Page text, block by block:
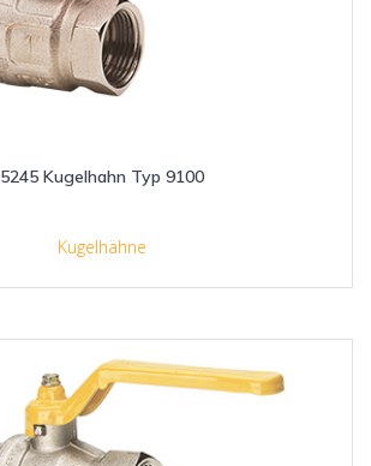
5245 Kugelhahn Typ 9100
Kugelhähne